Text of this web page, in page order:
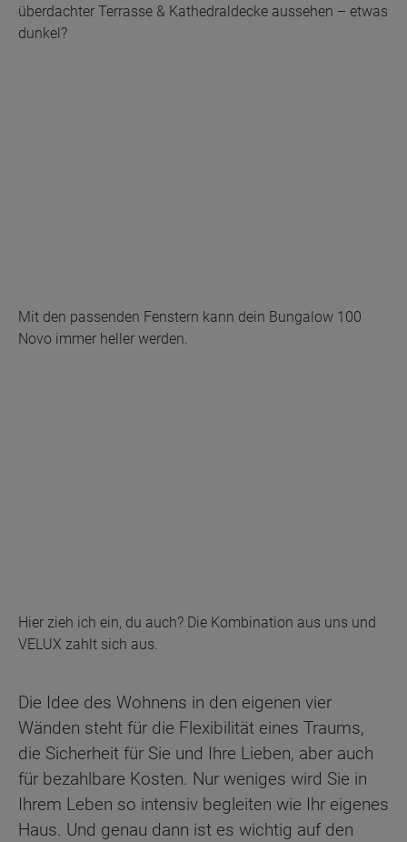
überdachter Terrasse & Kathedraldecke aussehen – etwas
dunkel?
Mit den passenden Fenstern kann dein Bungalow 100
Novo immer heller werden.
Hier zieh ich ein, du auch? Die Kombination aus uns und
VELUX zahlt sich aus.
Die Idee des Wohnens in den eigenen vier
Wänden steht für die Flexibilität eines Traums,
die Sicherheit für Sie und Ihre Lieben, aber auch
für bezahlbare Kosten. Nur weniges wird Sie in
Ihrem Leben so intensiv begleiten wie Ihr eigenes
Haus. Und genau dann ist es wichtig auf den